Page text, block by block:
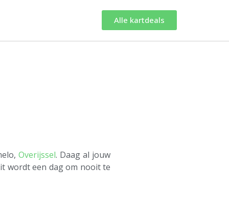
Alle kartdeals
Overijssel. Daag al jouw
wordt een dag om nooit te